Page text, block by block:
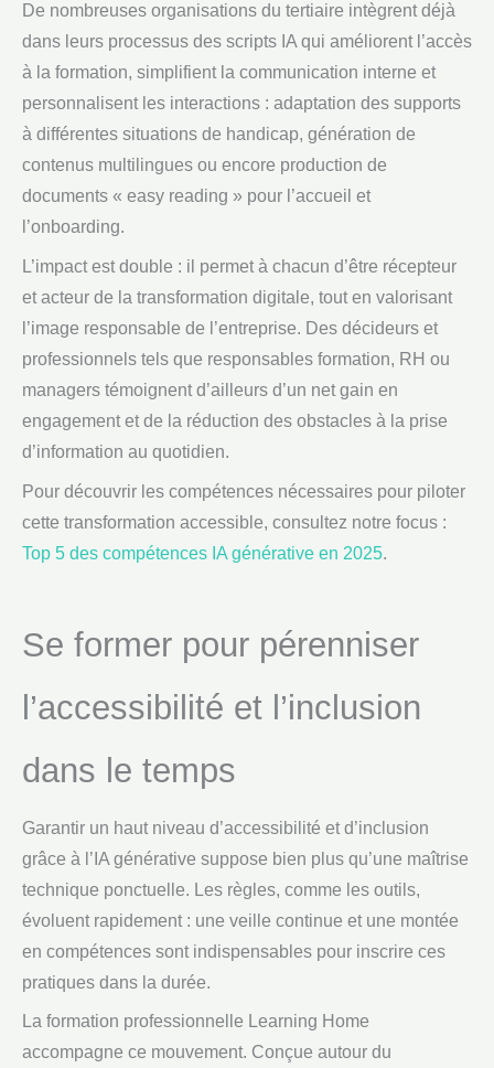
De nombreuses organisations du tertiaire intègrent déjà
dans leurs processus des scripts IA qui améliorent l’accès
à la formation, simplifient la communication interne et
personnalisent les interactions : adaptation des supports
à différentes situations de handicap, génération de
contenus multilingues ou encore production de
documents « easy reading » pour l’accueil et
l’onboarding.
L’impact est double : il permet à chacun d’être récepteur
et acteur de la transformation digitale, tout en valorisant
l’image responsable de l’entreprise. Des décideurs et
professionnels tels que responsables formation, RH ou
managers témoignent d’ailleurs d’un net gain en
engagement et de la réduction des obstacles à la prise
d’information au quotidien.
Pour découvrir les compétences nécessaires pour piloter
cette transformation accessible, consultez notre focus :
Top 5 des compétences IA générative en 2025.
Se former pour pérenniser
l’accessibilité et l’inclusion
dans le temps
Garantir un haut niveau d’accessibilité et d’inclusion
grâce à l’IA générative suppose bien plus qu’une maîtrise
technique ponctuelle. Les règles, comme les outils,
évoluent rapidement : une veille continue et une montée
en compétences sont indispensables pour inscrire ces
pratiques dans la durée.
La formation professionnelle Learning Home
accompagne ce mouvement. Conçue autour du